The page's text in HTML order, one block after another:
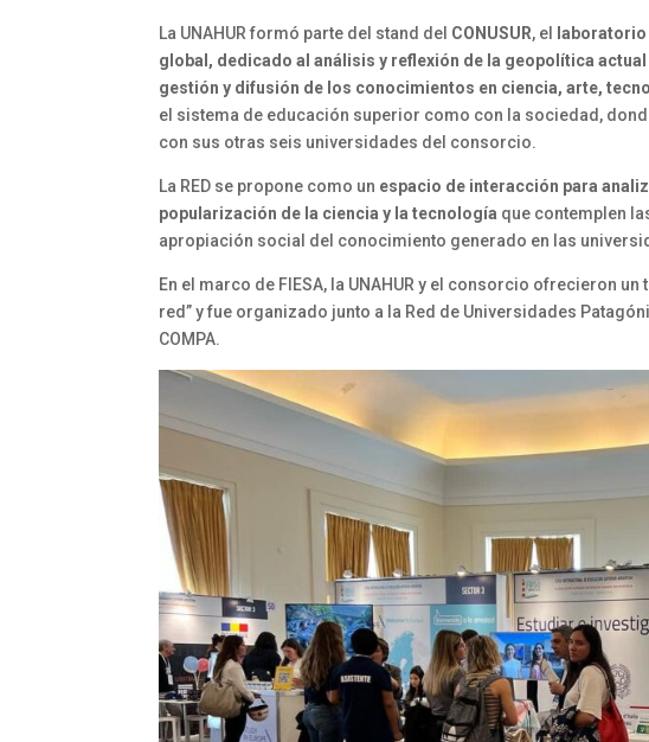
La UNAHUR formó parte del stand del CONUSUR, el
global, dedicado al análisis y reflexión de la geopolítica
gestión y difusión de los conocimientos en ciencia, arte,
el sistema de educación superior como con la sociedad,
con sus otras seis universidades del consorcio.
La RED se propone como un espacio de interacción para
popularización de la ciencia y la tecnología que contemplen
apropiación social del conocimiento generado en las
En el marco de FIESA, la UNAHUR y el consorcio ofrecieron
red” y fue organizado junto a la Red de Universidades
COMPA.